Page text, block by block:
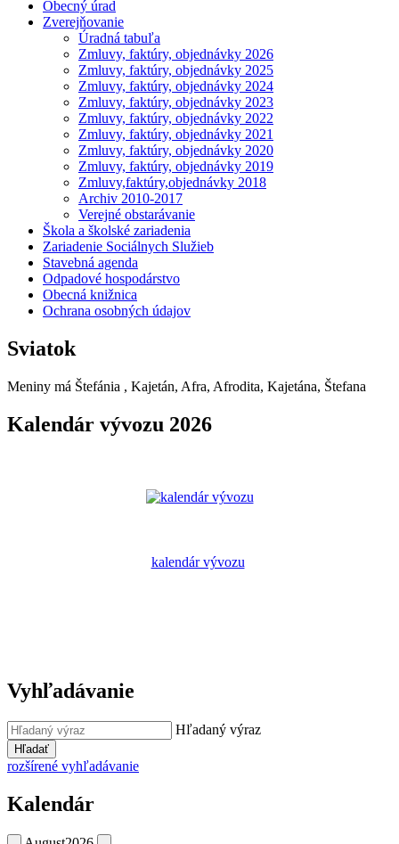
Obecný úrad
Zverejňovanie
Úradná tabuľa
Zmluvy, faktúry, objednávky 2026
Zmluvy, faktúry, objednávky 2025
Zmluvy, faktúry, objednávky 2024
Zmluvy, faktúry, objednávky 2023
Zmluvy, faktúry, objednávky 2022
Zmluvy, faktúry, objednávky 2021
Zmluvy, faktúry, objednávky 2020
Zmluvy, faktúry, objednávky 2019
Zmluvy,faktúry,objednávky 2018
Archiv 2010-2017
Verejné obstarávanie
Škola a školské zariadenia
Zariadenie Sociálnych Služieb
Stavebná agenda
Odpadové hospodárstvo
Obecná knižnica
Ochrana osobných údajov
Sviatok
Meniny má Štefánia , Kajetán, Afra, Afrodita, Kajetána, Štefana
Kalendár vývozu 2026
kalendár vývozu
Vyhľadávanie
Hľadaný výraz
Hľadať
rozšírené vyhľadávanie
Kalendár